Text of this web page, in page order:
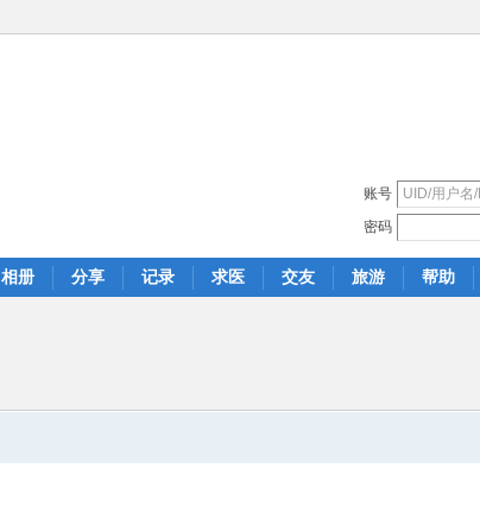
账号
密码
相册 分享 记录 求医 交友 旅游 帮助